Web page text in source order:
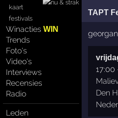
kaart
festivals
WinactiesWIN
Trends
Foto's
Video's
Interviews
Recensies
Radio
Leden
TAPT
17:00
Den